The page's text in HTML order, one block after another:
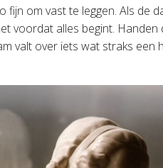
fijn om vast te leggen. Als de
voordat alles begint.
valt over iets wat straks een